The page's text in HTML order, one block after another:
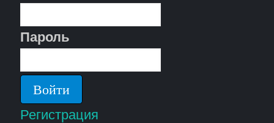
Пароль
Регистрация